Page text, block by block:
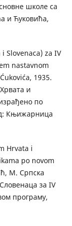
школе са
и Ћуковића,
Slovenaca) za IV
nastavnom
1935.
и
по
Књижарница
Hrvata i
po novom
М. Српска
за IV
програму,